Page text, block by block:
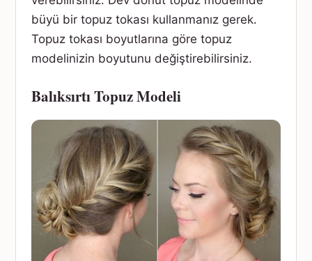
büyü bir topuz tokası kullanmanız gerek.
Topuz tokası boyutlarına göre topuz
modelinizin boyutunu değiştirebilirsiniz.
Balıksırtı Topuz Modeli